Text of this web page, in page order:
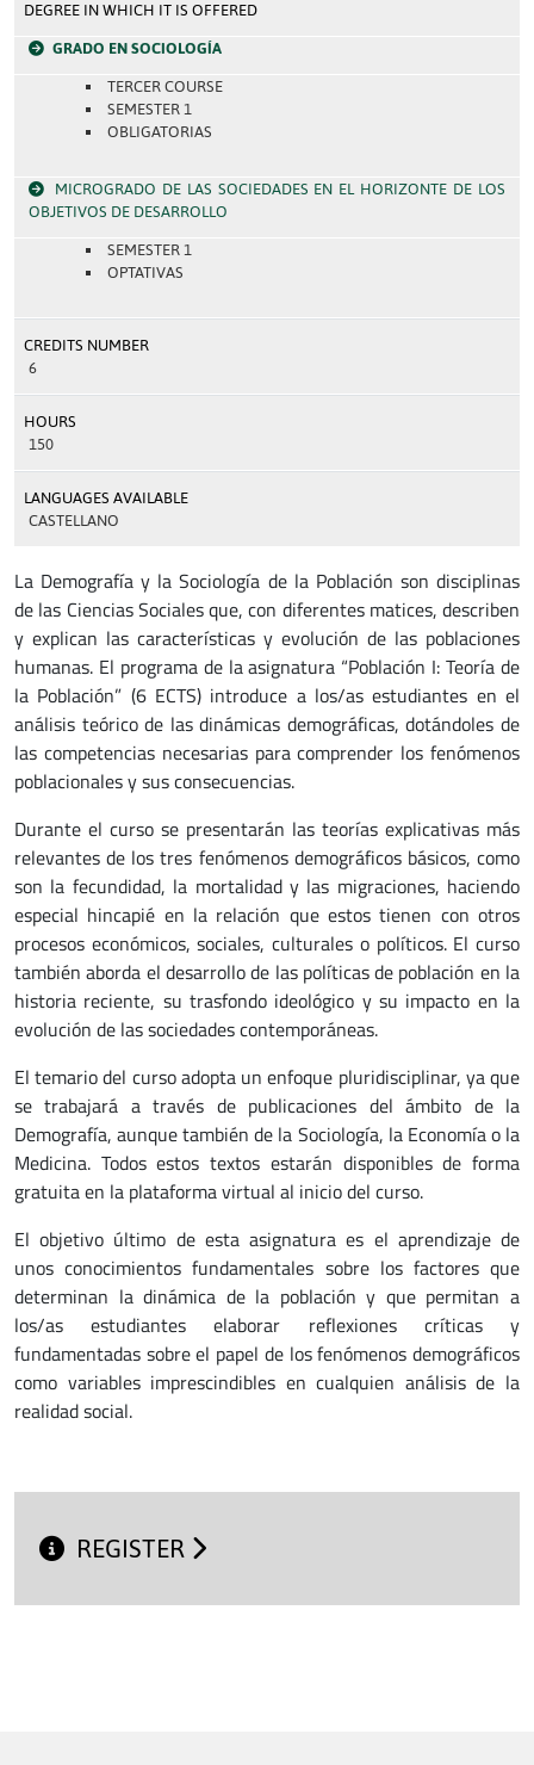
DEGREE IN WHICH IT IS OFFERED
GRADO EN SOCIOLOGÍA
TERCER COURSE
SEMESTER 1
OBLIGATORIAS
MICROGRADO DE LAS SOCIEDADES EN EL HORIZONTE DE LOS
OBJETIVOS DE DESARROLLO
SEMESTER 1
OPTATIVAS
CREDITS NUMBER
6
HOURS
150
LANGUAGES AVAILABLE
CASTELLANO
La Demografía y la Sociología de la Población son disciplinas
de las Ciencias Sociales que, con diferentes matices, describen
y explican las características y evolución de las poblaciones
humanas. El programa de la asignatura “Población I: Teoría de
la Población” (6 ECTS) introduce a los/as estudiantes en el
análisis teórico de las dinámicas demográficas, dotándoles de
las competencias necesarias para comprender los fenómenos
poblacionales y sus consecuencias.
Durante el curso se presentarán las teorías explicativas más
relevantes de los tres fenómenos demográficos básicos, como
son la fecundidad, la mortalidad y las migraciones, haciendo
especial hincapié en la relación que estos tienen con otros
procesos económicos, sociales, culturales o políticos. El curso
también aborda el desarrollo de las políticas de población en la
historia reciente, su trasfondo ideológico y su impacto en la
evolución de las sociedades contemporáneas.
El temario del curso adopta un enfoque pluridisciplinar, ya que
se trabajará a través de publicaciones del ámbito de la
Demografía, aunque también de la Sociología, la Economía o la
Medicina. Todos estos textos estarán disponibles de forma
gratuita en la plataforma virtual al inicio del curso.
El objetivo último de esta asignatura es el aprendizaje de
unos conocimientos fundamentales sobre los factores que
determinan la dinámica de la población y que permitan a
los/as estudiantes elaborar reflexiones críticas y
fundamentadas sobre el papel de los fenómenos demográficos
como variables imprescindibles en cualquien análisis de la
realidad social.
REGISTER